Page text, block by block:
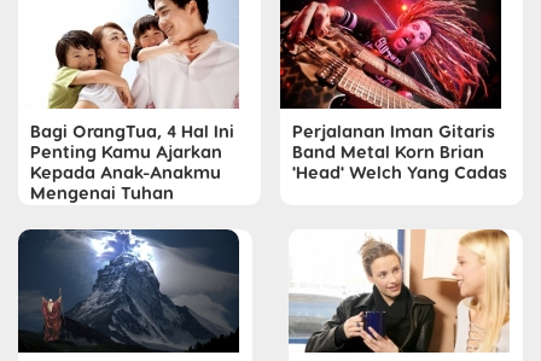
Bagi OrangTua, 4 Hal Ini
Penting Kamu Ajarkan
Kepada Anak-Anakmu
Mengenai Tuhan
Perjalanan Iman Gitaris
Band Metal Korn Brian
'Head' Welch Yang Cadas